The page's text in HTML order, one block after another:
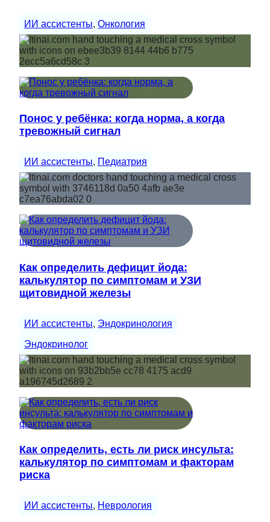
ИИ ассистенты, Онкология
Понос у ребёнка: когда норма, а когда
тревожный сигнал
ИИ ассистенты, Педиатрия
Как определить дефицит йода:
калькулятор по симптомам и УЗИ
щитовидной железы
ИИ ассистенты, Эндокринология
Эндокринолог
Как определить, есть ли риск инсульта:
калькулятор по симптомам и факторам
риска
ИИ ассистенты, Неврология